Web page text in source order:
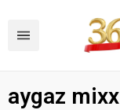
aygaz mixx